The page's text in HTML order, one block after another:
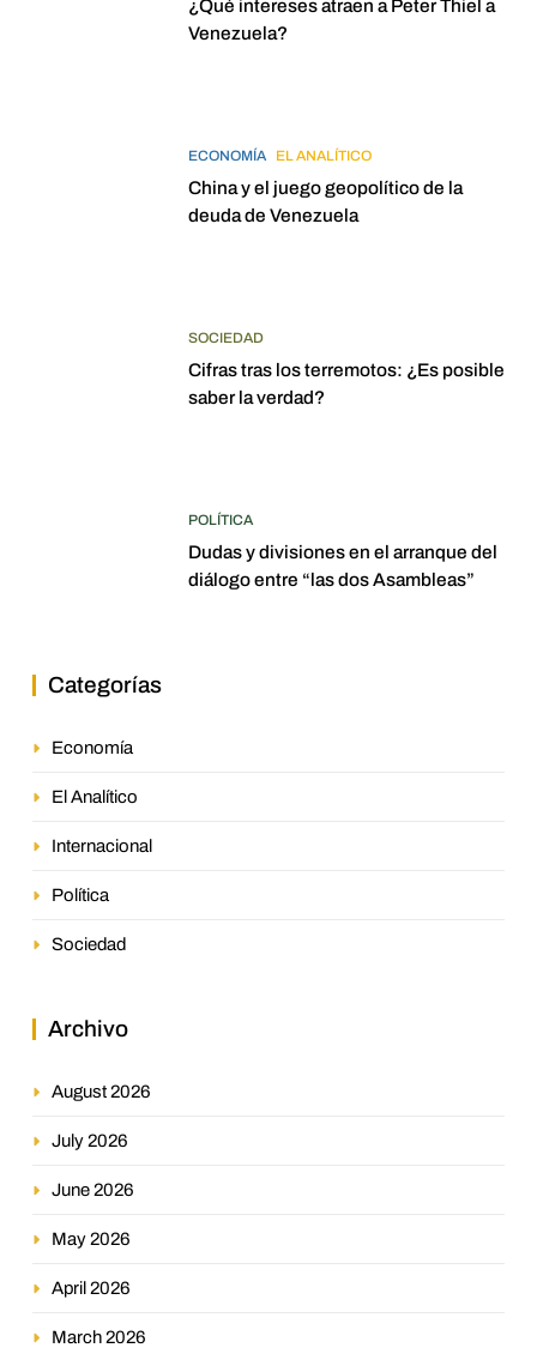
¿Qué intereses atraen a Peter Thiel a
Venezuela?
ECONOMÍA EL ANALÍTICO
China y el juego geopolítico de la
deuda de Venezuela
SOCIEDAD
Cifras tras los terremotos: ¿Es posible
saber la verdad?
POLÍTICA
Dudas y divisiones en el arranque del
diálogo entre “las dos Asambleas”
Categorías
Economía
El Analítico
Internacional
Política
Sociedad
Archivo
August 2026
July 2026
June 2026
May 2026
April 2026
March 2026